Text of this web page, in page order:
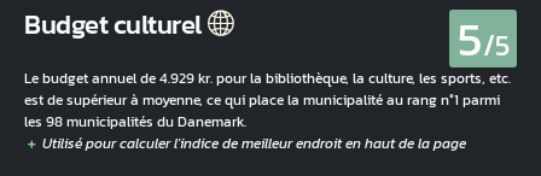
Budget culturel 5/5
Le budget annuel de 4.929 kr. pour la bibliothèque, la culture, les sports, etc.
est de supérieur à moyenne, ce qui place la municipalité au rang n°1 parmi
les 98 municipalités du Danemark.